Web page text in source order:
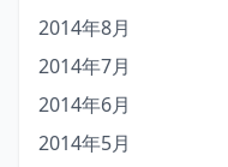
2014年8月
2014年7月
2014年6月
2014年5月